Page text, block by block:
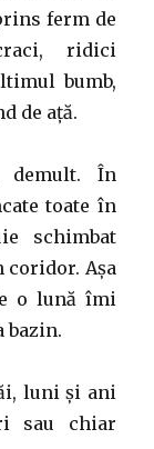
ferm de
ridici
bumb,
de ață.
demult. În
toate în
schimbat
coridor. Așa
o lună îmi
bazin.
luni și ani
sau chiar